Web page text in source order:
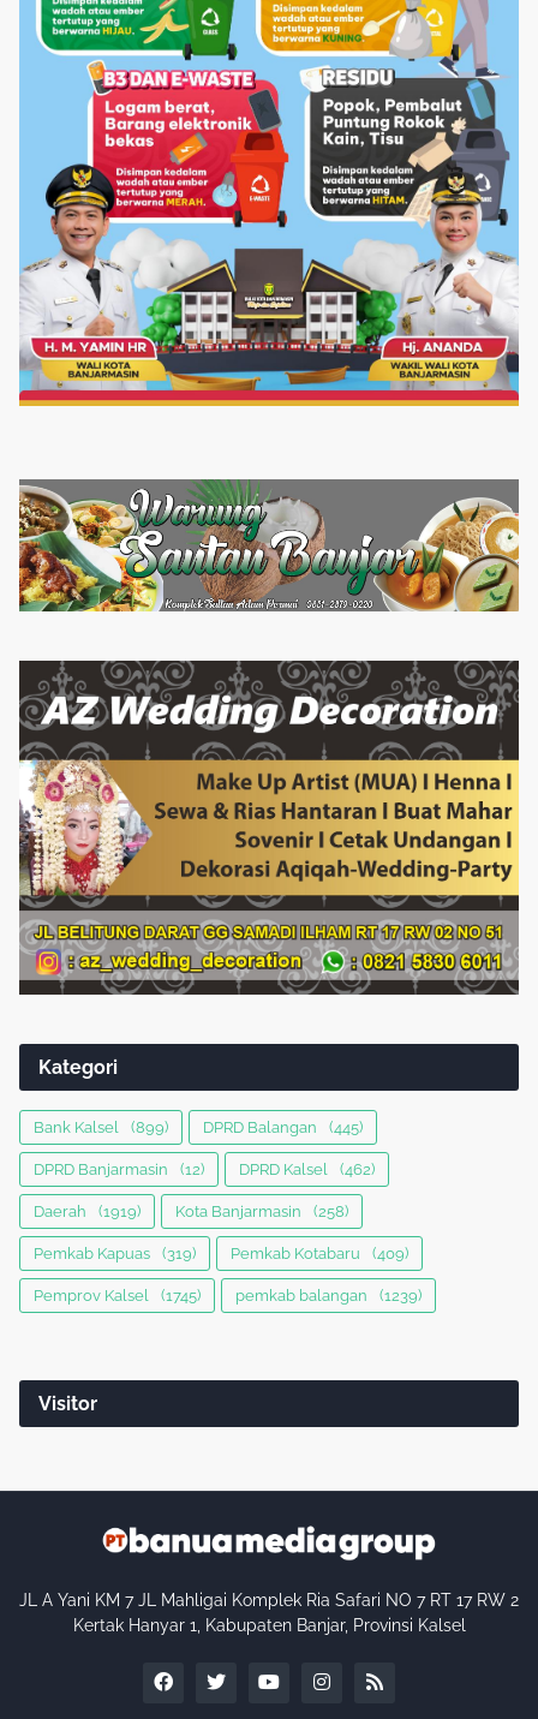
Kategori
Bank Kalsel (899) DPRD Balangan (445)
DPRD Banjarmasin (12) DPRD Kalsel (462)
Daerah (1919) Kota Banjarmasin (258)
Pemkab Kapuas (319) Pemkab Kotabaru (409)
Pemprov Kalsel (1745) pemkab balangan (1239)
Visitor
JL A Yani KM 7 JL Mahligai Komplek Ria Safari NO 7 RT 17 RW 2
Kertak Hanyar 1, Kabupaten Banjar, Provinsi Kalsel